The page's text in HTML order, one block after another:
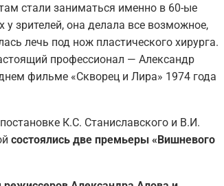
стали заниматься именно в 60-ые
зрителей, она делала все возможное,
лечь под нож пластического хирурга.
профессионал — Александр
фильме «Скворец и Лира» 1974 года
К.С. Станиславского и В.И.
состоялись две премьеры «Вишневого